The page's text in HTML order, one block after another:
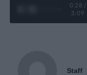
0:29 /
3:09
Staff